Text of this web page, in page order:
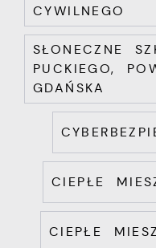
CYWILNEGO
SŁONECZNE
PUCKIEGO,
GDAŃSKA
CIEPŁE
CIEPŁE